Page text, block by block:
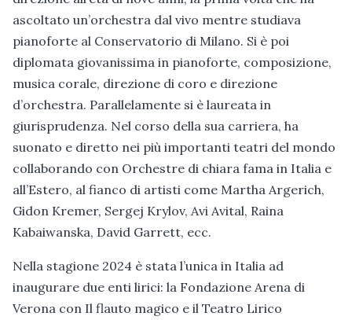
ascoltato un’orchestra dal vivo mentre studiava
pianoforte al Conservatorio di Milano. Si è poi
diplomata giovanissima in pianoforte, composizione,
musica corale, direzione di coro e direzione
d’orchestra. Parallelamente si è laureata in
giurisprudenza. Nel corso della sua carriera, ha
suonato e diretto nei più importanti teatri del mondo
collaborando con Orchestre di chiara fama in Italia e
all’Estero, al fianco di artisti come Martha Argerich,
Gidon Kremer, Sergej Krylov, Avi Avital, Raina
Kabaiwanska, David Garrett, ecc.
Nella stagione 2024 è stata l’unica in Italia ad
inaugurare due enti lirici: la Fondazione Arena di
Verona con Il flauto magico e il Teatro Lirico